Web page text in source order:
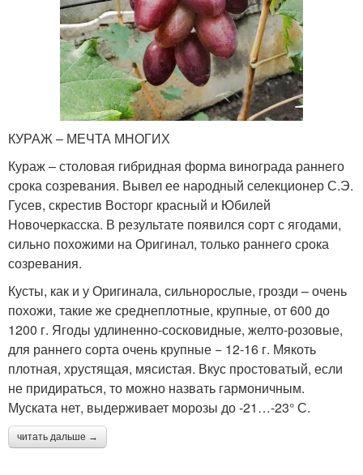
КУРАЖ – МЕЧТА МНОГИХ
Кураж – столовая гибридная форма винограда раннего
срока созревания. Вывел ее народный селекционер С.Э.
Гусев, скрестив Восторг красный и Юбилей
Новочеркасска. В результате появился сорт с ягодами,
сильно похожими на Оригинал, только раннего срока
созревания.
Кусты, как и у Оригинала, сильнорослые, грозди – очень
похожи, такие же среднеплотные, крупные, от 600 до
1200 г. Ягоды удлиненно-сосковидные, желто-розовые,
для раннего сорта очень крупные − 12-16 г. Мякоть
плотная, хрустящая, мясистая. Вкус простоватый, если
не придираться, то можно назвать гармоничным.
Муската нет, выдерживает морозы до -21…-23° С.
читать дальше →